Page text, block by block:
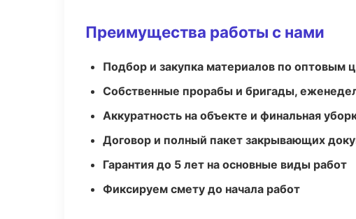
Преимущества работы с нами
Подбор и закупка материалов по оптовым
Собственные прорабы и бригады,
Аккуратность на объекте и финальная
Договор и полный пакет закрывающих
Гарантия до 5 лет на основные виды работ
Фиксируем смету до начала работ